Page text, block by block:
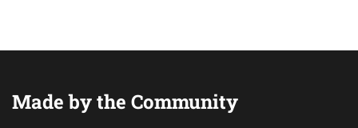
Made by the Community